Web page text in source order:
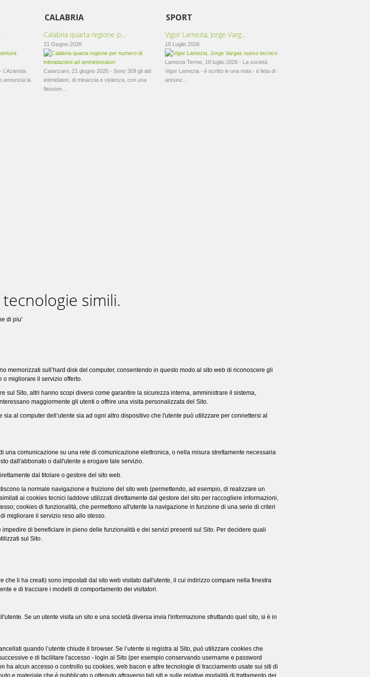
annuncia la
CALABRIA
Calabria quarta regione p...
21 Giugno 2026
Catanzaro, 21 giugno 2026 - Sono 309 gli atti
intimidatori, di minaccia e violenza, con una
flession...
SPORT
Vigor Lamezia, Jorge Varg...
18 Luglio 2026
Lamezia Terme, 18 luglio 2026 - La società
Vigor Lamezia - è scritto in una nota - è lieta di
annunc...
simili.
di piu'
memorizzati sull’hard disk del computer, consentendo in questo modo al sito web di riconoscere gli
o migliorare il servizio offerto.
sul Sito, altri hanno scopi diversi come garantire la sicurezza interna, amministrare il sistema,
maggiormente gli utenti o offrire una visita personalizzata del Sito.
al computer dell’utente sia ad ogni altro dispositivo che l'utente può utilizzare per connettersi al
una comunicazione su una rete di comunicazione elettronica, o nella misura strettamente necessaria
dall'abbonato o dall'utente a erogare tale servizio.
dal titolare o gestore del sito web.
la normale navigazione e fruizione del sito web (permettendo, ad esempio, di realizzare un
ai cookies tecnici laddove utilizzati direttamente dal gestore del sito per raccogliere informazioni,
cookies di funzionalità, che permettono all'utente la navigazione in funzione di una serie di criteri
migliorare il servizio reso allo stesso.
di beneficiare in pieno delle funzionalità e dei servizi presenti sul Sito. Per decidere quali
sul Sito.
che li ha creati) sono impostati dal sito web visitato dall'utente, il cui indirizzo compare nella finestra
e di tracciare i modelli di comportamento dei visitatori.
Se un utente visita un sito e una società diversa invia l'informazione sfruttando quel sito, si è in
quando l’utente chiude il browser. Se l’utente si registra al Sito, può utilizzare cookies che
e di facilitare l'accesso - login al Sito (per esempio conservando username e password
ha alcun accesso o controllo su cookies, web bacon e altre tecnologie di tracciamento usate sui siti di
e materiale che è pubblicato o ottenuto attraverso tali siti e sulle relative modalità di trattamento dei